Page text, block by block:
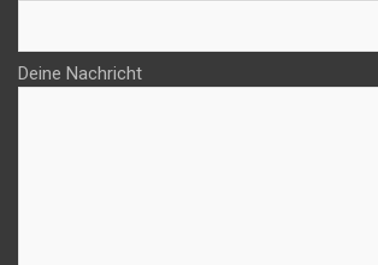
Deine Nachricht